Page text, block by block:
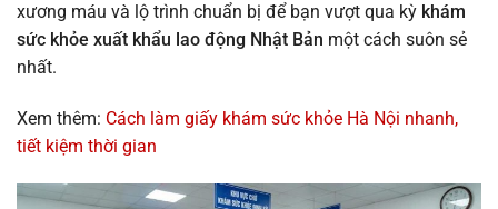
xương máu và lộ trình chuẩn bị để bạn vượt qua kỳ khám
sức khỏe xuất khẩu lao động Nhật Bản một cách suôn sẻ
nhất.
Xem thêm: Cách làm giấy khám sức khỏe Hà Nội nhanh,
tiết kiệm thời gian